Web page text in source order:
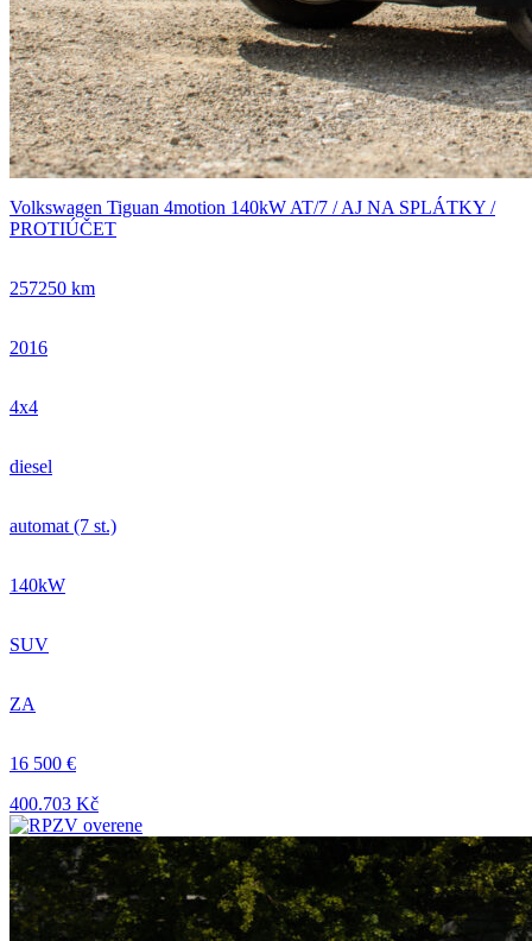
Volkswagen Tiguan 4motion 140kW AT/7 / AJ NA SPLÁTKY /
PROTIÚČET
257250 km
2016
4x4
diesel
automat (7 st.)
140kW
SUV
ZA
16 500 €
400.703 Kč